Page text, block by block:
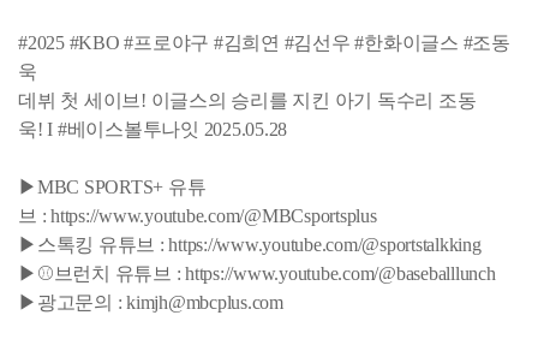
#2025 #KBO #프로야구 #김희연 #김선우 #한화이글스 #조동
욱
데뷔 첫 세이브! 이글스의 승리를 지킨 아기 독수리 조동
욱! I #베이스볼투나잇 2025.05.28
▶MBC SPORTS+ 유튜
브 : https://www.youtube.com/@MBCsportsplus
▶스톡킹 유튜브 : https://www.youtube.com/@sportstalkking
▶⚾브런치 유튜브 : https://www.youtube.com/@baseballlunch
▶광고문의 : kimjh@mbcplus.com